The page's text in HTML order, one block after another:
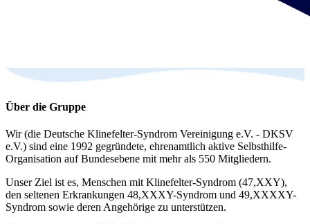
Über die Gruppe
Wir (die Deutsche Klinefelter-Syndrom Vereinigung e.V. - DKSV
e.V.) sind eine 1992 gegründete, ehrenamtlich aktive Selbsthilfe-
Organisation auf Bundesebene mit mehr als 550 Mitgliedern.
Unser Ziel ist es, Menschen mit Klinefelter-Syndrom (47,XXY),
den seltenen Erkrankungen 48,XXXY-Syndrom und 49,XXXXY-
Syndrom sowie deren Angehörige zu unterstützen.